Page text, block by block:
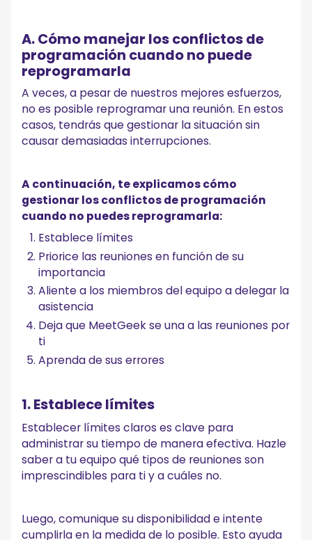
A. Cómo manejar los conflictos de
programación cuando no puede
reprogramarla
A veces, a pesar de nuestros mejores esfuerzos,
no es posible reprogramar una reunión. En estos
casos, tendrás que gestionar la situación sin
causar demasiadas interrupciones.
A continuación, te explicamos cómo
gestionar los conflictos de programación
cuando no puedes reprogramarla:
Establece límites
Priorice las reuniones en función de su
importancia
Aliente a los miembros del equipo a delegar la
asistencia
Deja que MeetGeek se una a las reuniones por
ti
Aprenda de sus errores
1. Establece límites
Establecer límites claros es clave para
administrar su tiempo de manera efectiva. Hazle
saber a tu equipo qué tipos de reuniones son
imprescindibles para ti y a cuáles no.
Luego, comunique su disponibilidad e intente
cumplirla en la medida de lo posible. Esto ayuda